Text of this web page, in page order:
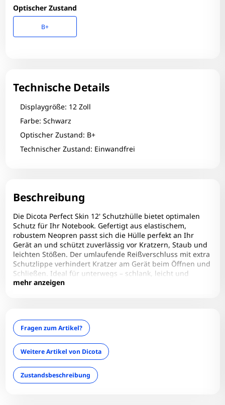
Optischer Zustand
B+
Technische Details
Displaygröße: 12 Zoll
Farbe: Schwarz
Optischer Zustand: B+
Technischer Zustand: Einwandfrei
Beschreibung
Die Dicota Perfect Skin 12' Schutzhülle bietet optimalen
Schutz für Ihr Notebook. Gefertigt aus elastischem,
robustem Neopren passt sich die Hülle perfekt an Ihr
Gerät an und schützt zuverlässig vor Kratzern, Staub und
leichten Stößen. Der umlaufende Reißverschluss mit extra
Schutzlippe verhindert Kratzer am Gerät beim Öffnen und
Schließen. Ideal für unterwegs – schlank, leicht und
passgenau für Notebooks bis 12 Zoll. Elegant in Design
mehr anzeigen
Fragen zum Artikel?
Weitere Artikel von Dicota
Zustandsbeschreibung